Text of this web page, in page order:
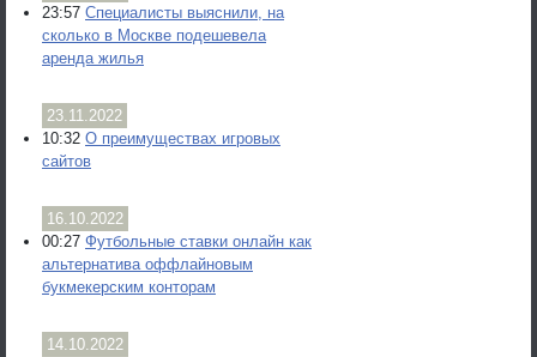
23:57 Специалисты выяснили, на
сколько в Москве подешевела
аренда жилья
23.11.2022
10:32 О преимуществах игровых
сайтов
16.10.2022
00:27 Футбольные ставки онлайн как
альтернатива оффлайновым
букмекерским конторам
14.10.2022